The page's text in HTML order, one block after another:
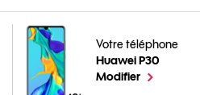
Votre téléphone
Huawei P30
pour votre Huawei
Modifierle